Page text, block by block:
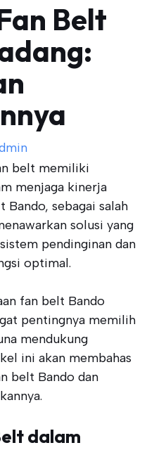
Belt
belt memiliki
menjaga kinerja
Bando, sebagai salah
solusi yang
pendinginan dan
optimal.
fan belt Bando
pentingnya memilih
mendukung
ini akan membahas
belt Bando dan
dalam